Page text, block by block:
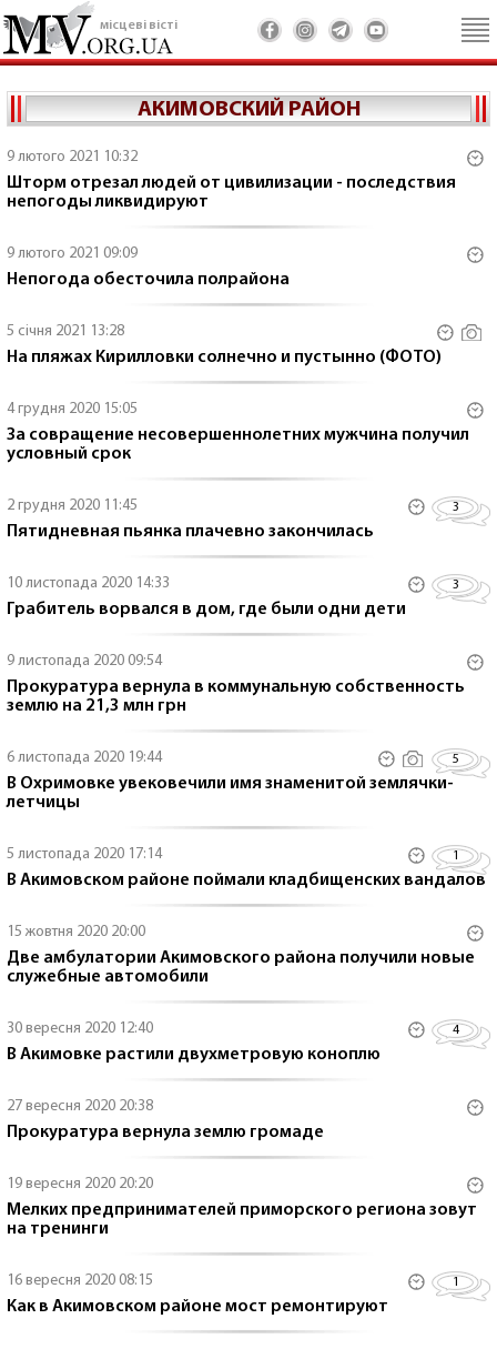
місцеві вісті
АКИМОВСКИЙ РАЙОН
9 лютого 2021 10:32
Шторм отрезал людей от цивилизации - последствия
непогоды ликвидируют
9 лютого 2021 09:09
Непогода обесточила полрайона
5 січня 2021 13:28
На пляжах Кирилловки солнечно и пустынно (ФОТО)
4 грудня 2020 15:05
За совращение несовершеннолетних мужчина получил
условный срок
2 грудня 2020 11:45 3
Пятидневная пьянка плачевно закончилась
10 листопада 2020 14:33 3
Грабитель ворвался в дом, где были одни дети
9 листопада 2020 09:54
Прокуратура вернула в коммунальную собственность
землю на 21,3 млн грн
6 листопада 2020 19:44 5
В Охримовке увековечили имя знаменитой землячки-
летчицы
5 листопада 2020 17:14 1
В Акимовском районе поймали кладбищенских вандалов
15 жовтня 2020 20:00
Две амбулатории Акимовского района получили новые
служебные автомобили
30 вересня 2020 12:40 4
В Акимовке растили двухметровую коноплю
27 вересня 2020 20:38
Прокуратура вернула землю громаде
19 вересня 2020 20:20
Мелких предпринимателей приморского региона зовут
на тренинги
16 вересня 2020 08:15 1
Как в Акимовском районе мост ремонтируют